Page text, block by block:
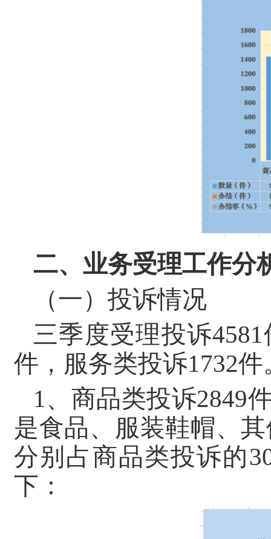
二、业务受理工作分
（一）投诉情况
三季度受理投诉
件，服务类投诉1732件
1、商品类投诉2849
是食品、服装鞋帽、
分别占商品类投诉的
下：